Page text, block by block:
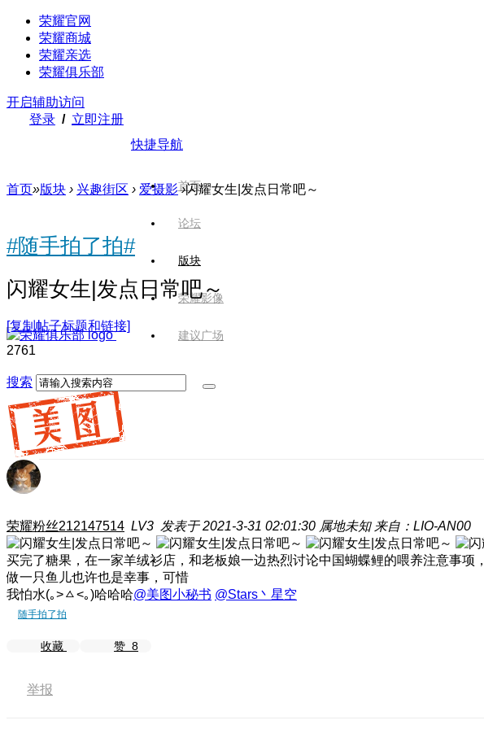
荣耀官网
荣耀商城
荣耀亲选
荣耀俱乐部
开启辅助访问
登录 / 立即注册
快捷导航
首页
论坛
版块
荣耀影像
建议广场
搜索
首页»版块 › 兴趣街区 › 爱摄影 ›闪耀女生|发点日常吧～
#随手拍了拍#
闪耀女生|发点日常吧～
[复制帖子标题和链接]
2761
荣耀粉丝212147514 LV3 发表于 2021-3-31 02:01:30 属地未知 来自：LIO-AN00
买完了糖果，在一家羊绒衫店，和老板娘一边热烈讨论中国蝴蝶鲤的喂养注意事项
做一只鱼儿也许也是幸事，可惜
我怕水(｡>ㅿ<｡)哈哈哈@美图小秘书 @Stars丶星空
随手拍了拍
收藏 赞 8
举报